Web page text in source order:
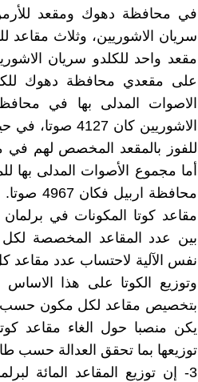
في محافظة دهوك ومقعد
سريان الاشوريين، وثلاث
مقعد واحد للكلدو سريان
الاصوات المدلى بها في
الاشوريين كان
أما مجموع الأصوات المدلى بها
محافظة
مقاعد كوتا المكونات في
بين عدد المقاعد المخصصة
نفس الآلية لاحتساب عدد مقاعد
وتوزيع الكوتا على هذا
بتخصيص مقاعد لكل مكون
يكن منصبا حول الغاء مقاعد
توزيعها بما تحقق العدالة حسب
3- إن توزيع المقاعد المائة